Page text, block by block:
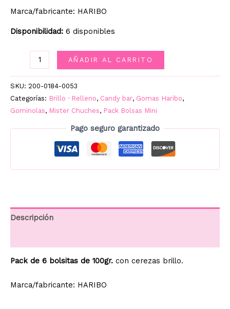
Marca/fabricante: HARIBO
Disponibilidad: 6 disponibles
BRILLO
AÑADIR AL CARRITO
SKU: 200-0184-0053
Categorías: Brillo · Relleno, Candy bar, Gomas Haribo,
Gominolas, Mister Chuches, Pack Bolsas Mini
Pago seguro garantizado
Descripción
Pack de 6 bolsitas de 100gr. con cerezas brillo.
Marca/fabricante: HARIBO